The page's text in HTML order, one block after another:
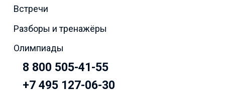
Встречи
Разборы и тренажёры
Олимпиады
8 800 505-41-55
+7 495 127-06-30